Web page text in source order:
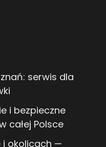
serwis dla
i bezpieczne
całej Polsce
i okolicach —